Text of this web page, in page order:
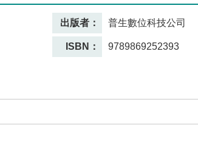
出版者： 普生數位科技公司
ISBN： 9789869252393